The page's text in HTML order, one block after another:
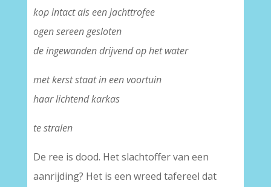
kop intact als een jachttrofee
ogen sereen gesloten
de ingewanden drijvend op het water
met kerst staat in een voortuin
haar lichtend karkas
te stralen
De ree is dood. Het slachtoffer van een
aanrijding? Het is een wreed tafereel dat